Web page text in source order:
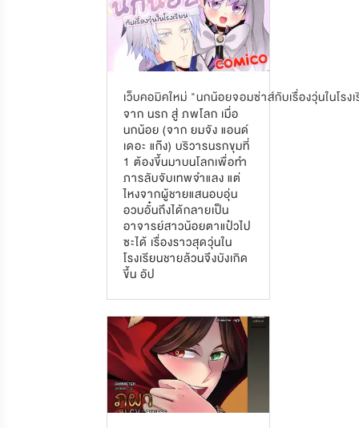
เว็บคอมิคใหม่ "นกน้อยจอมซ่าส์กับเรื่องวุ่นในโรง
จาก นรก สู่ ภพโลก เมื่อ
นกน้อย (จาก ยมจัง แอนด์
เดอะ แก๊ง) บริวารนรกขุมที่
1 ต้องขึ้นมาบนโลกเพื่อทำ
ภารลับจับเทพจำแลง แต่
ไหงจากผู้ชายแสนอบอุ่น
อวบอั๋นถึงได้กลายเป็น
อาจารย์สาวน้อยตาแป๋วไป
ซะได้ เรื่องราวสุดวุ่นใน
โรงเรียนชายล้วนจึงบังเกิด
ขึ้น อัป